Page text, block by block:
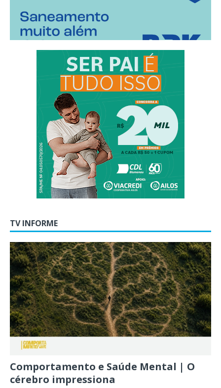
TV INFORME
Comportamento e Saúde Mental | O
cérebro impressiona